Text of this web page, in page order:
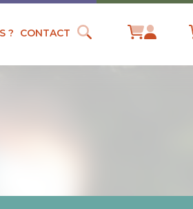
? CONTACT